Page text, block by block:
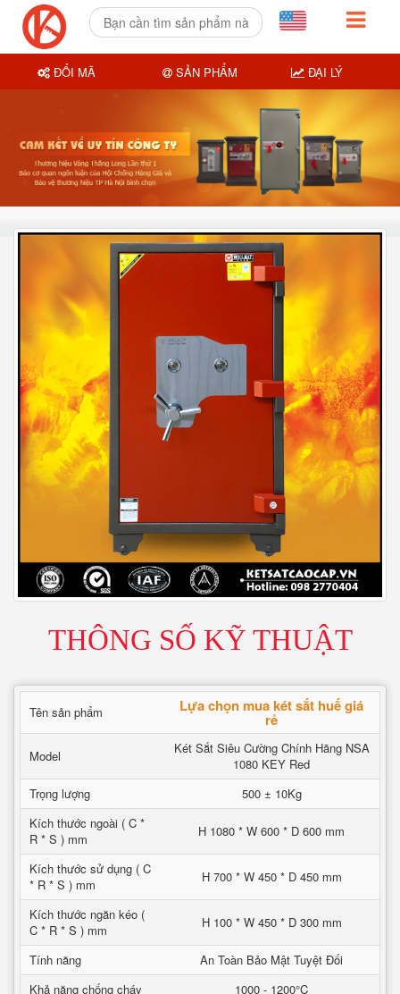
THÔNG SỐ KỸ THUẬT
Tên sản phẩm Lựa chọn mua két sắt huế giá
rẻ
Model
Két Sắt Siêu Cường Chính Hãng NSA
1080 KEY Red
Trọng lượng
500 ± 10Kg
Kích thước ngoài ( C *
R * S ) mm
H 1080 * W 600 * D 600 mm
Kích thước sử dụng ( C
* R * S ) mm
H 700 * W 450 * D 450 mm
Kích thước ngăn kéo (
C * R * S ) mm
H 100 * W 450 * D 300 mm
Tính năng
An Toàn Bảo Mật Tuyệt Đối
Khả năng chống cháy
1000 - 1200°C
ĐỔI MÃ SẢN PHẨM ĐẠI LÝ